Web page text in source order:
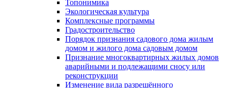
Топонимика
Экологическая культура
Комплексные программы
Градостроительство
Порядок признания садового дома жилым
домом и жилого дома садовым домом
Признание многоквартирных жилых домов
аварийными и подлежащими сносу или
реконструкции
Изменение вида разрешённого